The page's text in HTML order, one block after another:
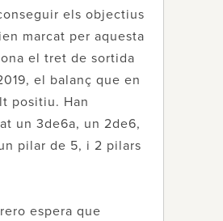
els objectius
marcat per aquesta
el tret de sortida
el balanç que en
positiu. Han
un 3de6a, un 2de6,
pilar de 5, i 2 pilars
espera que